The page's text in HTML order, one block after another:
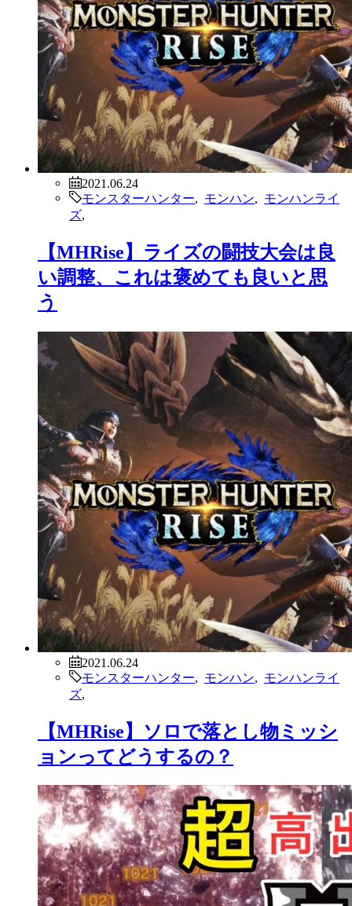
2021.06.24
モンスターハンター
モンハン
モンハンライ
ズ
【MHRise】ライズの闘技大会は良
い調整、これは褒めても良いと思
う
2021.06.24
モンスターハンター
モンハン
モンハンライ
ズ
【MHRise】ソロで落とし物ミッシ
ョンってどうするの？